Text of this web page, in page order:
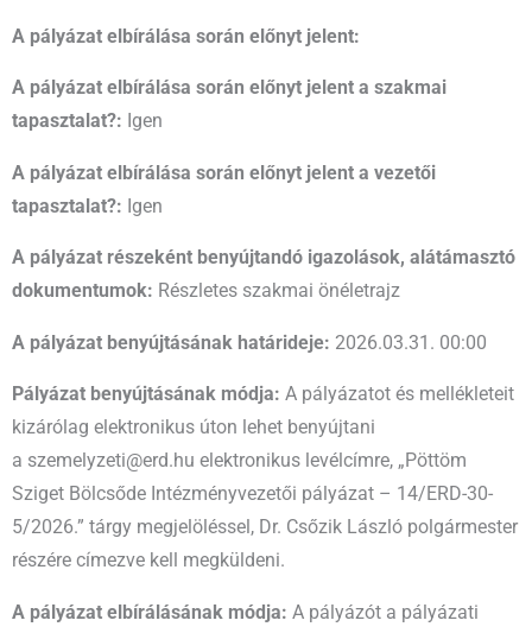
A pályázat elbírálása során előnyt jelent:
A pályázat elbírálása során előnyt jelent a szakmai
tapasztalat?: Igen
A pályázat elbírálása során előnyt jelent a vezetői
tapasztalat?: Igen
A pályázat részeként benyújtandó igazolások, alátámasztó
dokumentumok: Részletes szakmai önéletrajz
A pályázat benyújtásának határideje: 2026.03.31. 00:00
Pályázat benyújtásának módja: A pályázatot és mellékleteit
kizárólag elektronikus úton lehet benyújtani
a szemelyzeti@erd.hu elektronikus levélcímre, „Pöttöm
Sziget Bölcsőde Intézményvezetői pályázat – 14/ERD-30-
5/2026.” tárgy megjelöléssel, Dr. Csőzik László polgármester
részére címezve kell megküldeni.
A pályázat elbírálásának módja: A pályázót a pályázati